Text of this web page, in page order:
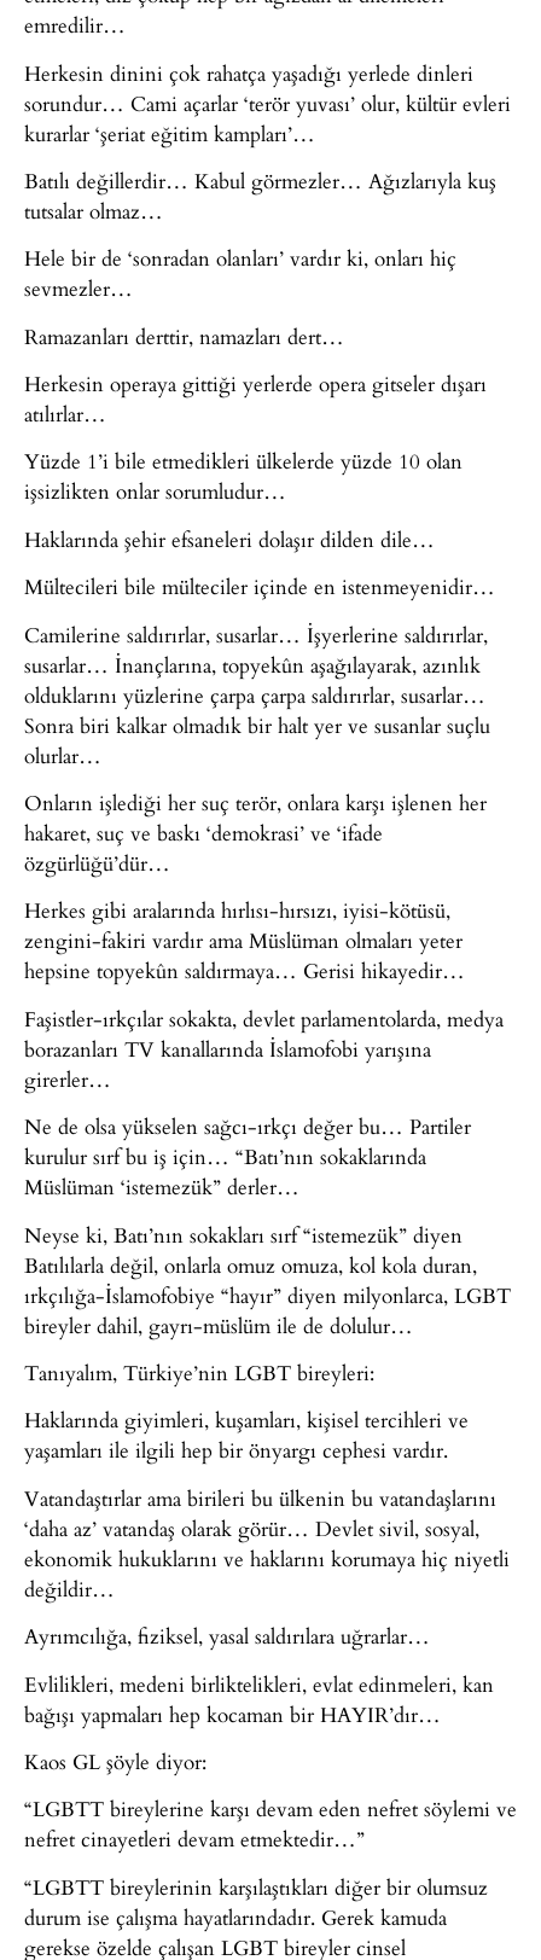
emredilir…
Herkesin dinini çok rahatça yaşadığı yerlede dinleri
sorundur… Cami açarlar ‘terör yuvası’ olur, kültür evleri
kurarlar ‘şeriat eğitim kampları’…
Batılı değillerdir… Kabul görmezler… Ağızlarıyla kuş
tutsalar olmaz…
Hele bir de ‘sonradan olanları’ vardır ki, onları hiç
sevmezler…
Ramazanları derttir, namazları dert…
Herkesin operaya gittiği yerlerde opera gitseler dışarı
atılırlar…
Yüzde 1’i bile etmedikleri ülkelerde yüzde 10 olan
işsizlikten onlar sorumludur…
Haklarında şehir efsaneleri dolaşır dilden dile…
Mültecileri bile mülteciler içinde en istenmeyenidir…
Camilerine saldırırlar, susarlar… İşyerlerine saldırırlar,
susarlar… İnançlarına, topyekûn aşağılayarak, azınlık
olduklarını yüzlerine çarpa çarpa saldırırlar, susarlar…
Sonra biri kalkar olmadık bir halt yer ve susanlar suçlu
olurlar…
Onların işlediği her suç terör, onlara karşı işlenen her
hakaret, suç ve baskı ‘demokrasi’ ve ‘ifade
özgürlüğü’dür…
Herkes gibi aralarında hırlısı-hırsızı, iyisi-kötüsü,
zengini-fakiri vardır ama Müslüman olmaları yeter
hepsine topyekûn saldırmaya… Gerisi hikayedir…
Faşistler-ırkçılar sokakta, devlet parlamentolarda, medya
borazanları TV kanallarında İslamofobi yarışına
girerler…
Ne de olsa yükselen sağcı-ırkçı değer bu… Partiler
kurulur sırf bu iş için… “Batı’nın sokaklarında
Müslüman ‘istemezük” derler…
Neyse ki, Batı’nın sokakları sırf “istemezük” diyen
Batılılarla değil, onlarla omuz omuza, kol kola duran,
ırkçılığa-İslamofobiye “hayır” diyen milyonlarca, LGBT
bireyler dahil, gayrı-müslüm ile de dolulur…
Tanıyalım, Türkiye’nin LGBT bireyleri:
Haklarında giyimleri, kuşamları, kişisel tercihleri ve
yaşamları ile ilgili hep bir önyargı cephesi vardır.
Vatandaştırlar ama birileri bu ülkenin bu vatandaşlarını
‘daha az’ vatandaş olarak görür… Devlet sivil, sosyal,
ekonomik hukuklarını ve haklarını korumaya hiç niyetli
değildir…
Ayrımcılığa, fiziksel, yasal saldırılara uğrarlar…
Evlilikleri, medeni birliktelikleri, evlat edinmeleri, kan
bağışı yapmaları hep kocaman bir HAYIR’dır…
Kaos GL şöyle diyor:
“LGBTT bireylerine karşı devam eden nefret söylemi ve
nefret cinayetleri devam etmektedir…”
“LGBTT bireylerinin karşılaştıkları diğer bir olumsuz
durum ise çalışma hayatlarındadır. Gerek kamuda
gerekse özelde çalışan LGBT bireyler cinsel